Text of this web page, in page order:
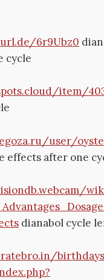
6r9Ubz0
cycle
item/
user/
effects after one
dianabol cycle